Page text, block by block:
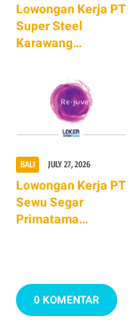
Lowongan Kerja PT
Super Steel
Karawang
BALI JULY 27, 2026
Lowongan Kerja PT
Sewu Segar
Primatama
0 KOMENTAR